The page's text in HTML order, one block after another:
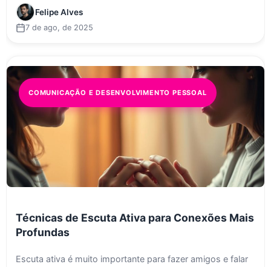
Felipe Alves
7 de ago, de 2025
COMUNICAÇÃO E DESENVOLVIMENTO PESSOAL
Técnicas de Escuta Ativa para Conexões Mais
Profundas
Escuta ativa é muito importante para fazer amigos e falar